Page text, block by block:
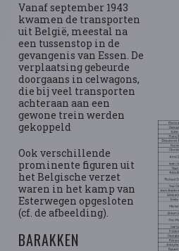
Vanaf september 1943
kwamen de transporten
uit België, meestal na
een tussenstop in de
gevangenis van Essen. De
verplaatsing gebeurde
doorgaans in celwagons,
die bij veel transporten
achteraan aan een
gewone trein werden
gekoppeld
Ook verschillende
prominente figuren uit
het Belgische verzet
waren in het kamp van
Esterwegen opgesloten
(cf. de afbeelding).
BARAKKEN